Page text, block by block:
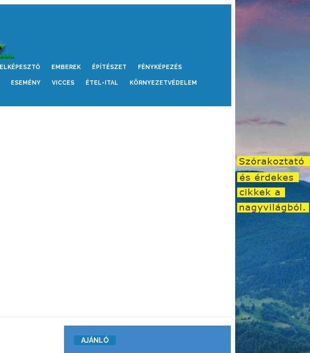
ELKÉPESZTŐ EMBEREK ÉPÍTÉSZET FÉNYKÉPEZÉS
ESEMÉNY VICCES ÉTEL-ITAL KÖRNYEZETVÉDELEM
AJÁNLÓ